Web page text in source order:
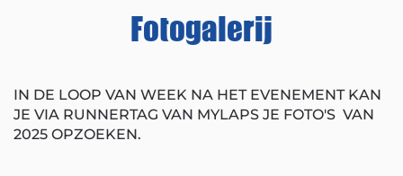
Fotogalerij
IN DE LOOP VAN WEEK NA HET EVENEMENT KAN
JE VIA RUNNERTAG VAN MYLAPS JE FOTO'S VAN
2025 OPZOEKEN.